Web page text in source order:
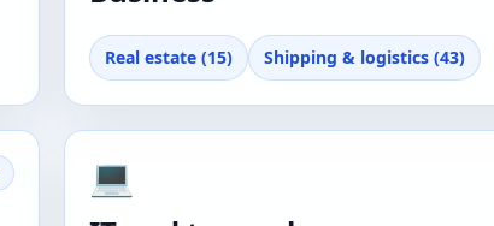
Real estate (15) Shipping & logistics (43)
💻